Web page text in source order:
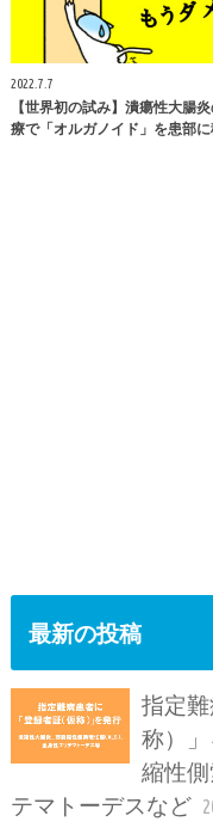
2022.7.7
【世界初の試み】潰瘍性大腸
療で「オルガノイド」を患部
最新の投稿
指定
称）
縮性
テマトーデスなど